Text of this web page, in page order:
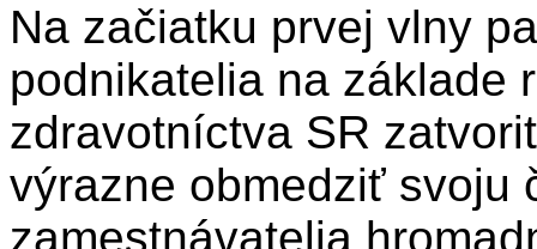
Na začiatku prvej vlny
podnikatelia na základe
zdravotníctva SR
výrazne obmedziť svoju
zamestnávatelia